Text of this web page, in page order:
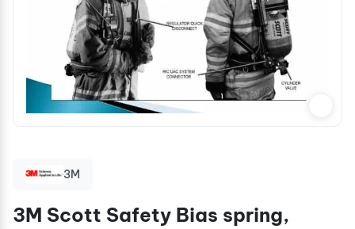
3M
3M Scott Safety Bias spring,